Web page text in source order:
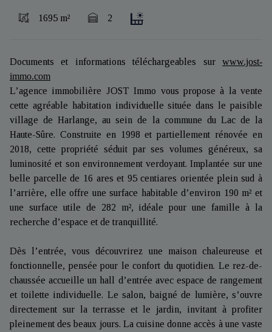
1695 m² 2
Documents et informations téléchargeables sur www.jost-
immo.com
L’agence immobilière JOST Immo vous propose à la vente
cette agréable habitation individuelle située dans le paisible
village de Harlange, au sein de la commune du Lac de la
Haute-Sûre. Construite en 1998 et partiellement rénovée en
2018, cette propriété séduit par ses volumes généreux, sa
luminosité et son environnement verdoyant. Implantée sur une
belle parcelle de 16 ares et 95 centiares orientée plein sud à
l’arrière, elle offre une surface habitable d’environ 190 m² et
une surface utile de 282 m², idéale pour une famille à la
recherche d’espace et de tranquillité.
Dès l’entrée, vous découvrirez une maison chaleureuse et
fonctionnelle, pensée pour le confort du quotidien. Le rez-de-
chaussée accueille un hall d’entrée avec espace de rangement
et toilette individuelle. Le salon, baigné de lumière, s’ouvre
directement sur la terrasse et le jardin, invitant à profiter
pleinement des beaux jours. La cuisine donne accès à une vaste